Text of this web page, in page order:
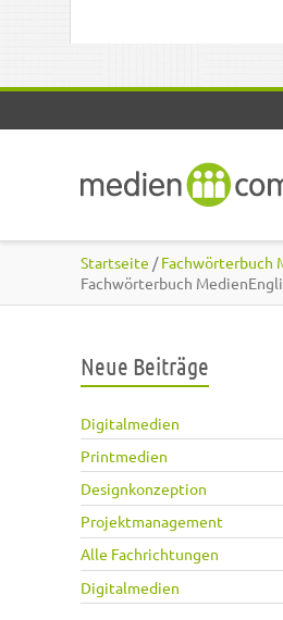
Startseite /Fachwörterbuch
Fachwörterbuch
Neue Beiträge
Digitalmedien
Printmedien
Designkonzeption
Projektmanagement
Alle Fachrichtungen
Digitalmedien